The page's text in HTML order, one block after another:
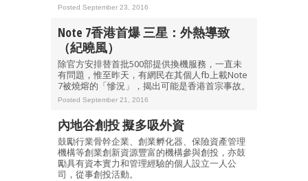
Posted September 23, 2016
Note 7香港首爆 三星：外熱導致
（紀曉風）
除官方安排替首批500部提供換機服務，一直未
有問題，惟至昨天，有網民在其個人fb上載Note
7被燒熔的「慘況」，揭出可能是香港首宗事故。
Posted September 21, 2016
內地谷創投 擬多吸外資
鼓勵行業骨幹企業、創業孵化器、保險資產管理
機構等創業創新資源豐富的機構參與創投，亦鼓
勵具有資本實力和管理經驗的個人設立一人公
司，從事創投活動。